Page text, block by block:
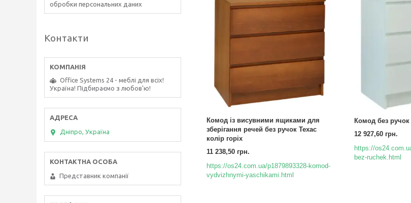
Комод із висувними ящиками для
зберігання речей без ручок Техас
колір горіх
11 238,50 грн.
https://os24.com.ua/p1879893328-komod-
vydvizhnymi-yaschikami.html
Комод без ручок
12 927,60 грн.
https://
bez-ruchek.html
обробки персональних даних
Контакти
Office Systems 24 - меблі для всіх!
Україна! Підбираємо з любов'ю!
Дніпро, Україна
Представник компанії